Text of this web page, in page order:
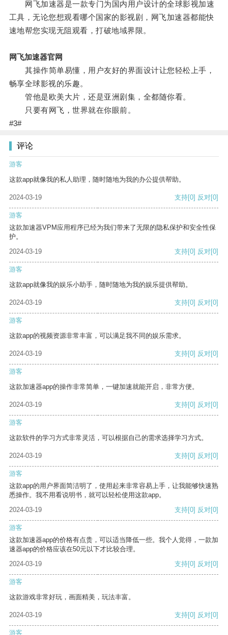
网飞加速器是一款专门为国内用户设计的全球影视加速
工具，无论您想观看哪个国家的影视剧，网飞加速器都能快
速地帮您实现无阻观看，打破地域界限。
网飞加速器官网
其操作简单易懂，用户友好的界面设计让您轻松上手，
畅享全球影视的乐趣。
管他是欧美大片，还是亚洲剧集，全都随你看。
只要有网飞，世界就在你眼前。
#3#
评论
游客
这款app就像我的私人助理，随时随地为我的办公提供帮助。
2024-03-19 支持[0] 反对[0]
游客
这款加速器VPM应用程序已经为我们带来了无限的隐私保护和安全性保
护。
2024-03-19
支持[0] 反对[0]
游客
这款app就像我的娱乐小助手，随时随地为我的娱乐提供帮助。
2024-03-19 支持[0] 反对[0]
游客
这款app的视频资源非常丰富，可以满足我不同的娱乐需求。
2024-03-19 支持[0] 反对[0]
游客
这款加速器app的操作非常简单，一键加速就能开启，非常方便。
2024-03-19 支持[0] 反对[0]
游客
这款软件的学习方式非常灵活，可以根据自己的需求选择学习方式。
2024-03-19 支持[0] 反对[0]
游客
这款app的用户界面简洁明了，使用起来非常容易上手，让我能够快速熟
悉操作。我不用看说明书，就可以轻松使用这款app。
2024-03-19
支持[0] 反对[0]
游客
这款加速器app的价格有点贵，可以适当降低一些。我个人觉得，一款加
速器app的价格应该在50元以下才比较合理。
2024-03-19
支持[0] 反对[0]
游客
这款游戏非常好玩，画面精美，玩法丰富。
2024-03-19 支持[0] 反对[0]
游客